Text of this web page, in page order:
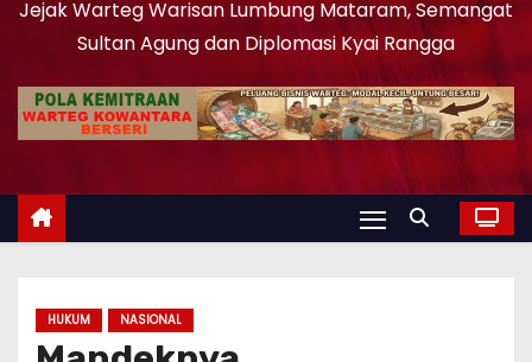
Jejak Warteg Warisan Lumbung Mataram, Semangat
Sultan Agung dan Diplomasi Kyai Rangga
HUKUM NASIONAL